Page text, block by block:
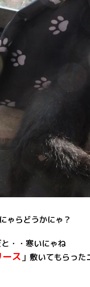
ゃらどうかにゃ？
・・寒いにゃね
ス」敷いてもらった